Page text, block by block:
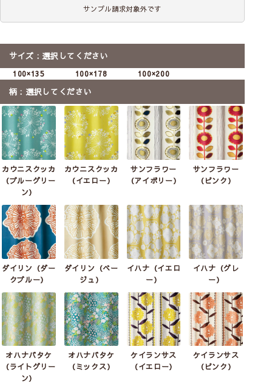
(イエロー)
(グレー)
(グレージュ)
3級遮光
ハツナギ
(グレージュ)
2級遮光
ハナカザリ
(オレンジ)
2級遮光
ハナカザリ
(グレージュ)
2級遮光
ハンギング
(オレンジ)
2級遮光
ハンギング
2級遮光
フラワーポット
(ベージュ)
3級遮光
フラワーポット
2級遮光
2級遮光
へ
【既製レースカーテン】デ
ザインライフ｜10柄
既製サイズ
プレゼント付
4,180 〜4,840 税込
サンプル請求対象外です
柄 選択してください
カウニスクッカ
（ブルーグリー
ン）
カウニスクッカ
（イエロー）
サンフラワー
（アイボリー）
サンフラワー
（ピンク）
ダイリン（ダー
クブルー）
ダイリン（ベー
ジュ）
イハナ（イエロ
ー）
イハナ（グレ
ー）
オハナバタケ
（ライトグリー
ン）
オハナバタケ
（ミックス）
ケイランサス
（イエロー）
ケイランサス
（ピンク）
サイズ 選択してください
100×135 100×178 100×200